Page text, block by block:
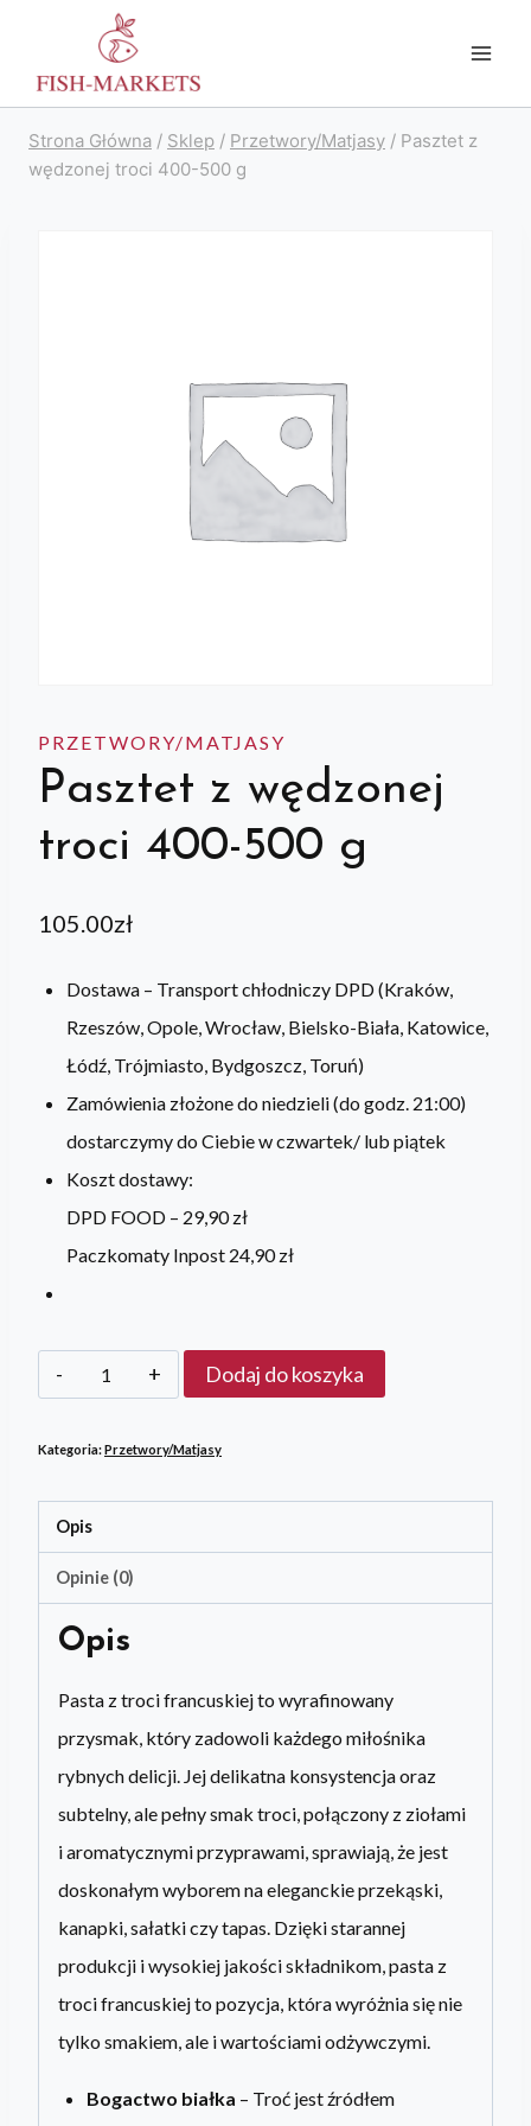
treści
Strona Główna / Sklep / Przetwory/Matjasy / Pasztet z
wędzonej troci 400-500 g
PRZETWORY/MATJASY
Pasztet z wędzonej
troci 400-500 g
105.00zł
Dostawa – Transport chłodniczy DPD (Kraków,
Rzeszów, Opole, Wrocław, Bielsko-Biała, Katowice,
Łódź, Trójmiasto, Bydgoszcz, Toruń)
Zamówienia złożone do niedzieli (do godz. 21:00)
dostarczymy do Ciebie w czwartek/ lub piątek
Koszt dostawy:
DPD FOOD – 29,90 zł
Paczkomaty Inpost 24,90 zł
ilość
Pasztet
z
troci
400-
g
Dodaj do koszyka
Kategoria:Przetwory/Matjasy
Opis
Opinie (0)
Opis
Pasta z troci francuskiej to wyrafinowany
przysmak, który zadowoli każdego miłośnika
rybnych delicji. Jej delikatna konsystencja oraz
subtelny, ale pełny smak troci, połączony z ziołami
i aromatycznymi przyprawami, sprawiają, że jest
doskonałym wyborem na eleganckie przekąski,
kanapki, sałatki czy tapas. Dzięki starannej
produkcji i wysokiej jakości składnikom, pasta z
troci francuskiej to pozycja, która wyróżnia się nie
tylko smakiem, ale i wartościami odżywczymi.
Bogactwo białka – Troć jest źródłem